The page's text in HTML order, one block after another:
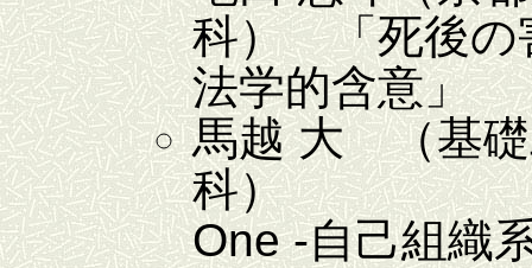
科） 「死後の
法学的含意」
馬越 大 （基礎
科） 「
One -自己組織